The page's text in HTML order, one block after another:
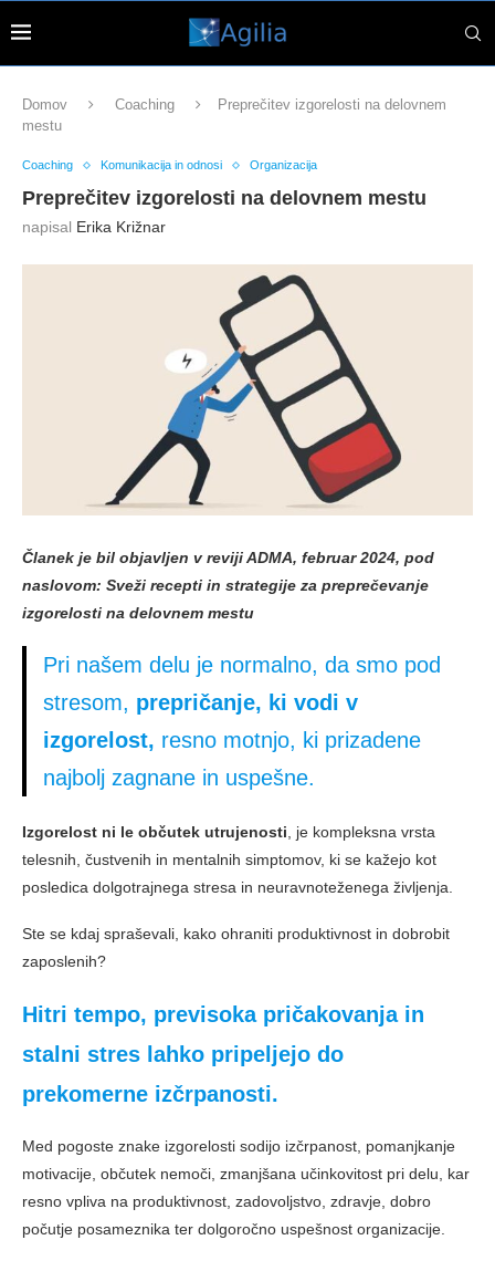
Domov Coaching
Preprečitev izgorelosti na delovnem
mestu
Coaching Komunikacija in odnosi Organizacija
Preprečitev izgorelosti na delovnem mestu
napisal Erika Križnar
Članek je bil objavljen v reviji ADMA, februar 2024, pod
naslovom: Sveži recepti in strategije za preprečevanje
izgorelosti na delovnem mestu
Pri našem delu je normalno, da smo pod
stresom, prepričanje, ki vodi v
izgorelost, resno motnjo, ki prizadene
najbolj zagnane in uspešne.
Izgorelost ni le občutek utrujenosti , je kompleksna vrsta
telesnih, čustvenih in mentalnih simptomov, ki se kažejo kot
posledica dolgotrajnega stresa in neuravnoteženega življenja.
Ste se kdaj spraševali, kako ohraniti produktivnost in dobrobit
zaposlenih?
Hitri tempo, previsoka pričakovanja in
stalni stres lahko pripeljejo do
prekomerne izčrpanosti.
Med pogoste znake izgorelosti sodijo izčrpanost, pomanjkanje
motivacije, občutek nemoči, zmanjšana učinkovitost pri delu, kar
resno vpliva na produktivnost, zadovoljstvo, zdravje, dobro
počutje posameznika ter dolgoročno uspešnost organizacije.